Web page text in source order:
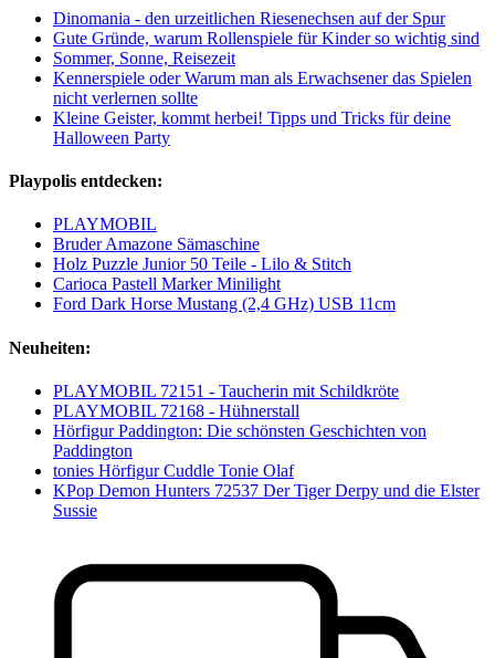
Dinomania - den urzeitlichen Riesenechsen auf der Spur
Gute Gründe, warum Rollenspiele für Kinder so wichtig sind
Sommer, Sonne, Reisezeit
Kennerspiele oder Warum man als Erwachsener das Spielen
nicht verlernen sollte
Kleine Geister, kommt herbei! Tipps und Tricks für deine
Halloween Party
Playpolis entdecken:
PLAYMOBIL
Bruder Amazone Sämaschine
Holz Puzzle Junior 50 Teile - Lilo & Stitch
Carioca Pastell Marker Minilight
Ford Dark Horse Mustang (2,4 GHz) USB 11cm
Neuheiten:
PLAYMOBIL 72151 - Taucherin mit Schildkröte
PLAYMOBIL 72168 - Hühnerstall
Hörfigur Paddington: Die schönsten Geschichten von
Paddington
tonies Hörfigur Cuddle Tonie Olaf
KPop Demon Hunters 72537 Der Tiger Derpy und die Elster
Sussie